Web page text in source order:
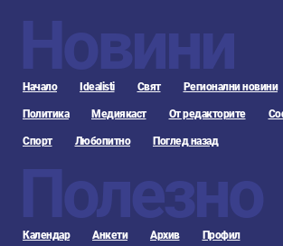
Новини
Начало Idealisti Свят Регионални новини
Политика Медиякаст От редакторите
Спорт Любопитно Поглед назад
Полезно
Календар Анкети Архив Профил